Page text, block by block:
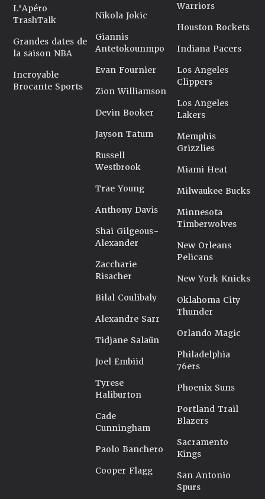
L'Apéro
TrashTalk
Grandes dates de
la saison NBA
Incroyable
Brocante Sports
Nikola Jokic
Giannis
Antetokounmpo
Evan Fournier
Zion Williamson
Devin Booker
Jayson Tatum
Russell
Westbrook
Trae Young
Anthony Davis
Shai Gilgeous-
Alexander
Zaccharie
Risacher
Bilal Coulibaly
Alexandre Sarr
Tidjane Salaün
Joel Embiid
Tyrese
Haliburton
Cade
Cunningham
Paolo Banchero
Cooper Flagg
Warriors
Houston Rockets
Indiana Pacers
Los Angeles
Clippers
Los Angeles
Lakers
Memphis
Grizzlies
Miami Heat
Milwaukee Bucks
Minnesota
Timberwolves
New Orleans
Pelicans
New York Knicks
Oklahoma City
Thunder
Orlando Magic
Philadelphia
76ers
Phoenix Suns
Portland Trail
Blazers
Sacramento
Kings
San Antonio
Spurs